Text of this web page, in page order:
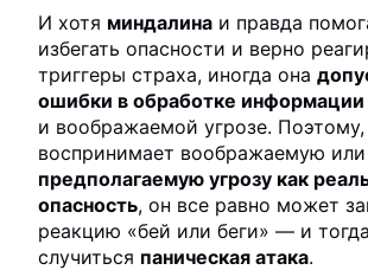
И хотя миндалина и правда
избегать опасности и верно
триггеры страха, иногда она
ошибки в обработке информации
и воображаемой угрозе. Поэтому,
воспринимает воображаемую или
предполагаемую угрозу как
опасность, он все равно может
реакцию «бей или беги» — и
случиться паническая атака.